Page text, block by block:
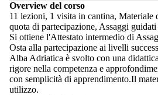
Overview del corso
11 lezioni, 1 visita in cantina, Materiale
quota di partecipazione, Assaggi
Si ottiene l'Attestato intermedio di
Osta alla partecipazione ai livelli
Alba Adriatica è svolto con una
rigore nella competenza e
con semplicità di apprendimento.Il
utilizzo.